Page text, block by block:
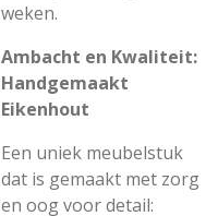
weken.
Ambacht en Kwaliteit:
Handgemaakt
Eikenhout
Een uniek meubelstuk
dat is gemaakt met zorg
en oog voor detail: